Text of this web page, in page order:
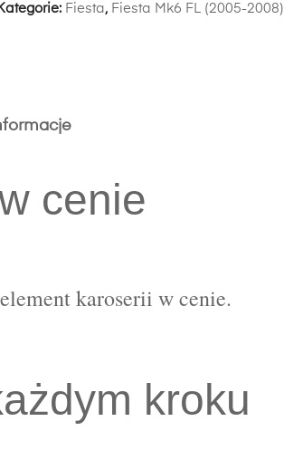
Fiesta, Fiesta Mk6 FL (2005-2008)
cenie
karoserii w cenie.
kroku